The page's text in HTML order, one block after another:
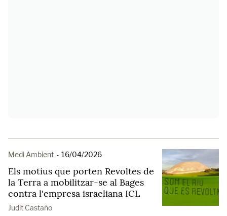
Medi Ambient - 16/04/2026
Els motius que porten Revoltes de
la Terra a mobilitzar-se al Bages
contra l'empresa israeliana ICL
Judit Castaño